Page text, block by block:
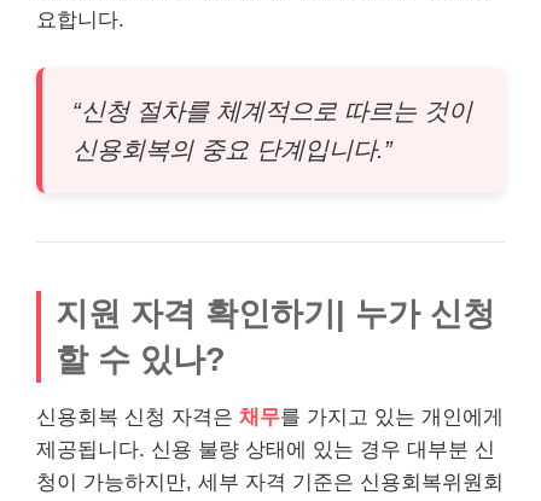
요합니다.
“신청 절차를 체계적으로 따르는 것이
신용회복의 중요 단계입니다.”
지원 자격 확인하기| 누가 신청
할 수 있나?
신용회복 신청 자격은 채무를 가지고 있는 개인에게
제공됩니다. 신용 불량 상태에 있는 경우 대부분 신
청이 가능하지만, 세부 자격 기준은 신용회복위원회